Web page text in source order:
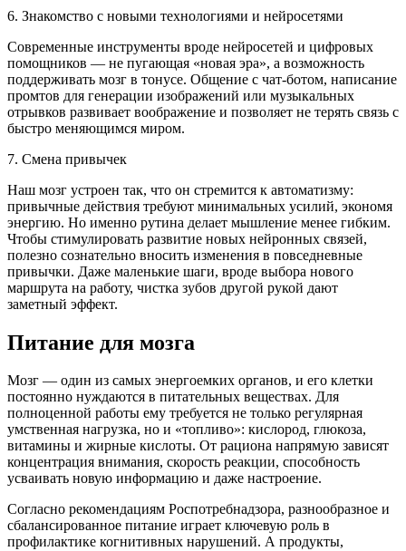
6. Знакомство с новыми технологиями и нейросетями
Современные инструменты вроде нейросетей и цифровых
помощников — не пугающая «новая эра», а возможность
поддерживать мозг в тонусе. Общение с чат-ботом, написание
промтов для генерации изображений или музыкальных
отрывков развивает воображение и позволяет не терять связь с
быстро меняющимся миром.
7. Смена привычек
Наш мозг устроен так, что он стремится к автоматизму:
привычные действия требуют минимальных усилий, экономя
энергию. Но именно рутина делает мышление менее гибким.
Чтобы стимулировать развитие новых нейронных связей,
полезно сознательно вносить изменения в повседневные
привычки. Даже маленькие шаги, вроде выбора нового
маршрута на работу, чистка зубов другой рукой дают
заметный эффект.
Питание для мозга
Мозг — один из самых энергоемких органов, и его клетки
постоянно нуждаются в питательных веществах. Для
полноценной работы ему требуется не только регулярная
умственная нагрузка, но и «топливо»: кислород, глюкоза,
витамины и жирные кислоты. От рациона напрямую зависят
концентрация внимания, скорость реакции, способность
усваивать новую информацию и даже настроение.
Согласно рекомендациям Роспотребнадзора, разнообразное и
сбалансированное питание играет ключевую роль в
профилактике когнитивных нарушений. А продукты,